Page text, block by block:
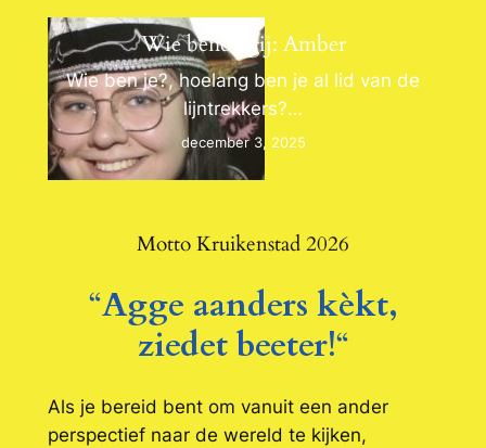
Wie bende gij: Amber
Wie ben je?, hoelang ben je al lid van de
lijntrekkers?…
december 3, 2025
Motto Kruikenstad 2026
“Agge aanders kèkt,
ziedet beeter!“
Als je bereid bent om vanuit een ander
perspectief naar de wereld te kijken,